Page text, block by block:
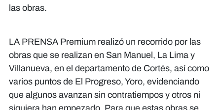
las obras.
LA PRENSA Premium realizó un recorrido por las
obras que se realizan en San Manuel, La Lima y
Villanueva, en el departamento de Cortés, así como
varios puntos de El Progreso, Yoro, evidenciando
que algunos avanzan sin contratiempos y otros ni
siquiera han empezado. Para que estas obras se